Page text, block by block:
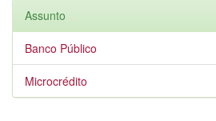
Assunto
Banco Público
Microcrédito